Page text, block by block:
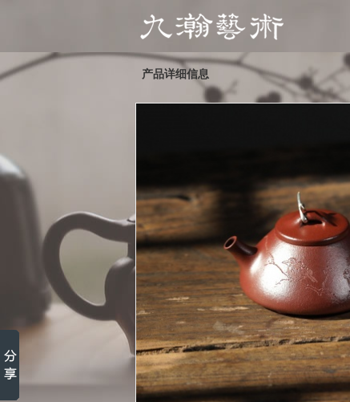
产品详细信息